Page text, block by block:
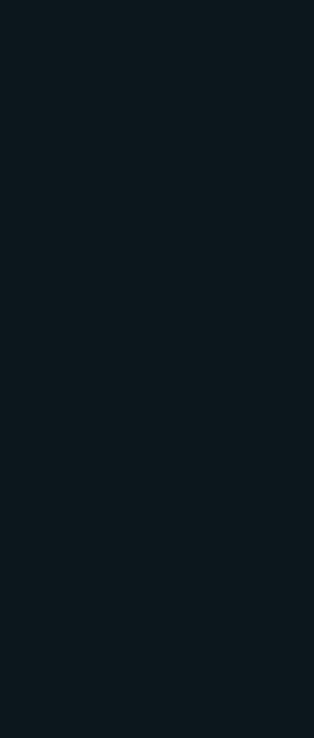
l’aptitude de l’appareil à
; mais le Comité d’Appel
base de la vérification et de
fédéral de physique technique de
circonstances, le Comité d’Appel
le mis en cause se voit imputer
Pour autant que le mis en cause
du droit matériel, aucune
les allégations du Tribunal de
Le montant de l’amende
ne suscite aucune hésitation.
cause et le représentant du
oraux et que le Comité
plus des débats oraux comme
est prise par voie écrite.
et les dépens repose sur les
article 34 de la Convention
l’article 39 de la Convention
Rhin.
le jugement prononcé par le
la Moselle St. Goar, du 18 juillet
12 BSchMo – est rejeté comme
de frais judiciaires. Le mis
les dépens de la procédure
été causés.